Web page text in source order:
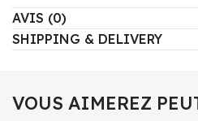
AVIS (0)
SHIPPING & DELIVERY
VOUS AIMEREZ